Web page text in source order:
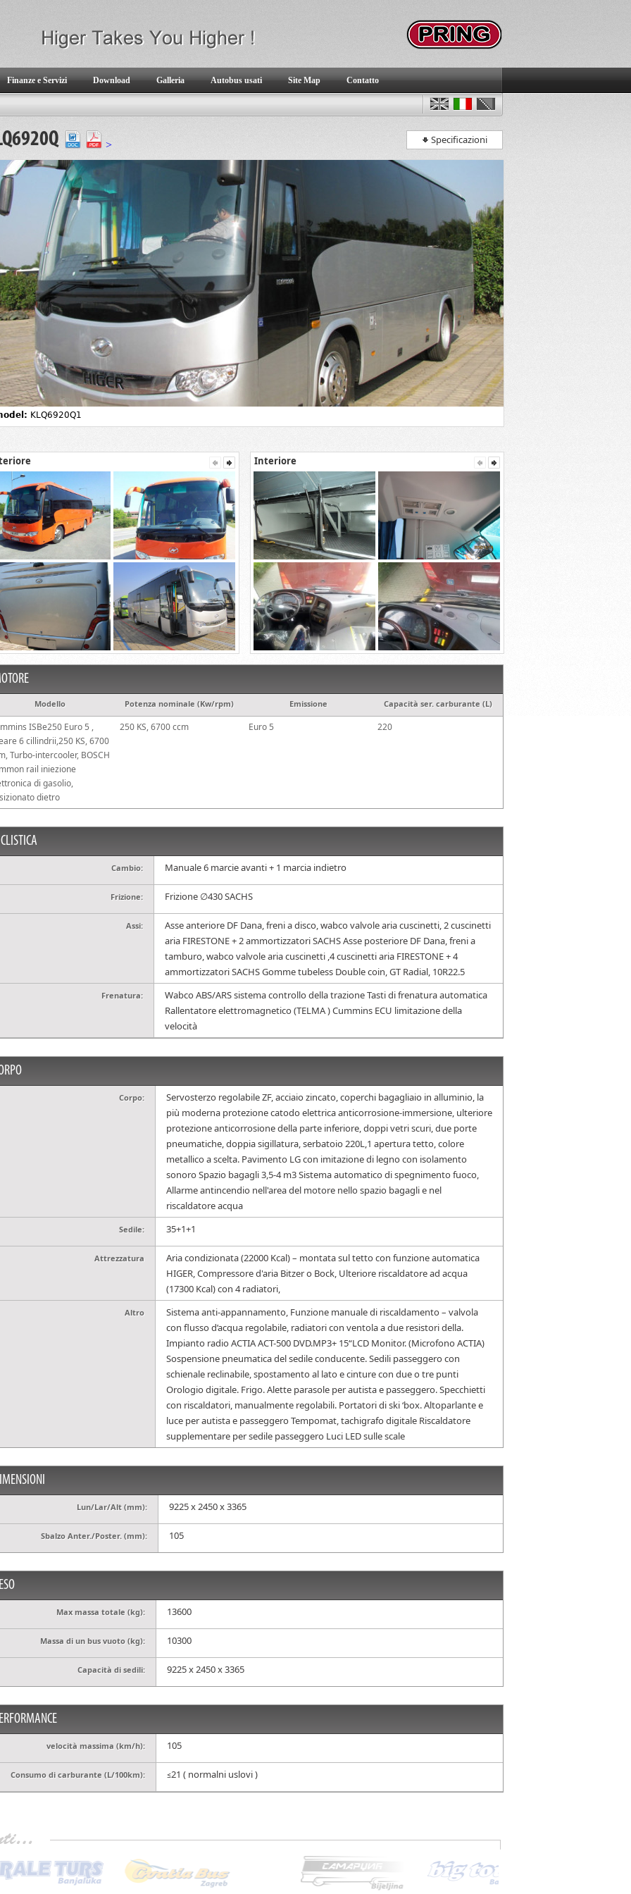
Finanze e Servizi Download Galleria Autobus usati Site Map Contatto
> Specificazioni
KLQ6920Q1
Interiore
Modello Potenza nominale (Kw/rpm) Emissione Capacità ser. carburante (L)
ISBe250 Euro 5 ,
6 cillindrii,250 KS, 6700
Turbo-intercooler, BOSCH
rail iniezione
di gasolio,
dietro
250 KS, 6700 ccm Euro 5 220
Cambio: Manuale 6 marcie avanti + 1 marcia indietro
Frizione: Frizione ∅430 SACHS
Аssi:
Asse anteriore DF Dana, freni a disco, wabco valvole aria cuscinetti, 2 cuscinetti
aria FIRESTONE + 2 ammortizzatori SACHS Asse posteriore DF Dana, freni a
tamburo, wabco valvole aria cuscinetti ,4 cuscinetti aria FIRESTONE + 4
ammortizzatori SACHS Gomme tubeless Double coin, GT Radial, 10R22.5
Frenatura:
Wabco ABS/ARS sistema controllo della trazione Tasti di frenatura automatica
Rallentatore elettromagnetico (TELMA ) Cummins ECU limitazione della
velocità
Corpo:
Servosterzo regolabile ZF, acciaio zincato, coperchi bagagliaio in alluminio, la
più moderna protezione catodo elettrica anticorrosione-immersione, ulteriore
protezione anticorrosione della parte inferiore, doppi vetri scuri, due porte
pneumatiche, doppia sigillatura, serbatoio 220L,1 apertura tetto, colore
metallico a scelta. Pavimento LG con imitazione di legno con isolamento
sonoro Spazio bagagli 3,5-4 m3 Sistema automatico di spegnimento fuoco,
Allarme antincendio nell'area del motore nello spazio bagagli e nel
riscaldatore acqua
Sedile: 35+1+1
Attrezzatura
Aria condizionata (22000 Kcal) – montata sul tetto con funzione automatica
HIGER, Compressore d'aria Bitzer o Bock, Ulteriore riscaldatore ad acqua
(17300 Kcal) con 4 radiatori,
Altro
Sistema anti-appannamento, Funzione manuale di riscaldamento – valvola
con flusso d’acqua regolabile, radiatori con ventola a due resistori della.
Impianto radio ACTIA ACT-500 DVD.MP3+ 15“LCD Monitor. (Microfono ACTIA)
Sospensione pneumatica del sedile conducente. Sedili passeggero con
schienale reclinabile, spostamento al lato e cinture con due o tre punti
Orologio digitale. Frigo. Alette parasole per autista e passeggero. Specchietti
con riscaldatori, manualmente regolabili. Portatori di ski ‘box. Altoparlante e
luce per autista e passeggero Tempomat, tachigrafo digitale Riscaldatore
supplementare per sedile passeggero Luci LED sulle scale
Lun/Lar/Alt (mm): 9225 x 2450 x 3365
Sbalzo Anter./Poster. (mm): 105
Max massa totale (kg): 13600
Massa di un bus vuoto (kg): 10300
Capacità di sedili: 9225 x 2450 x 3365
velocità massima (km/h): 105
Consumo di carburante (L/100km): ≤21 ( normalni uslovi )